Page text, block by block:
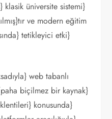
üniversite sistemi}
ve modern eğitim
tetikleyici etki}
web tabanlı
biçilmez bir kaynak}
konusunda}